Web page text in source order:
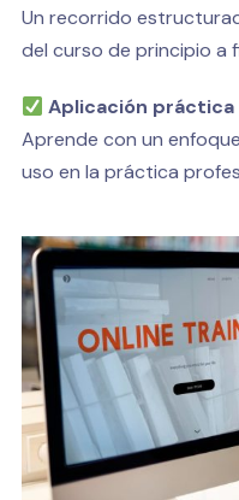
Un recorrido
del curso de principio a
Aplicación práctica
Aprende con un
uso en la práctica